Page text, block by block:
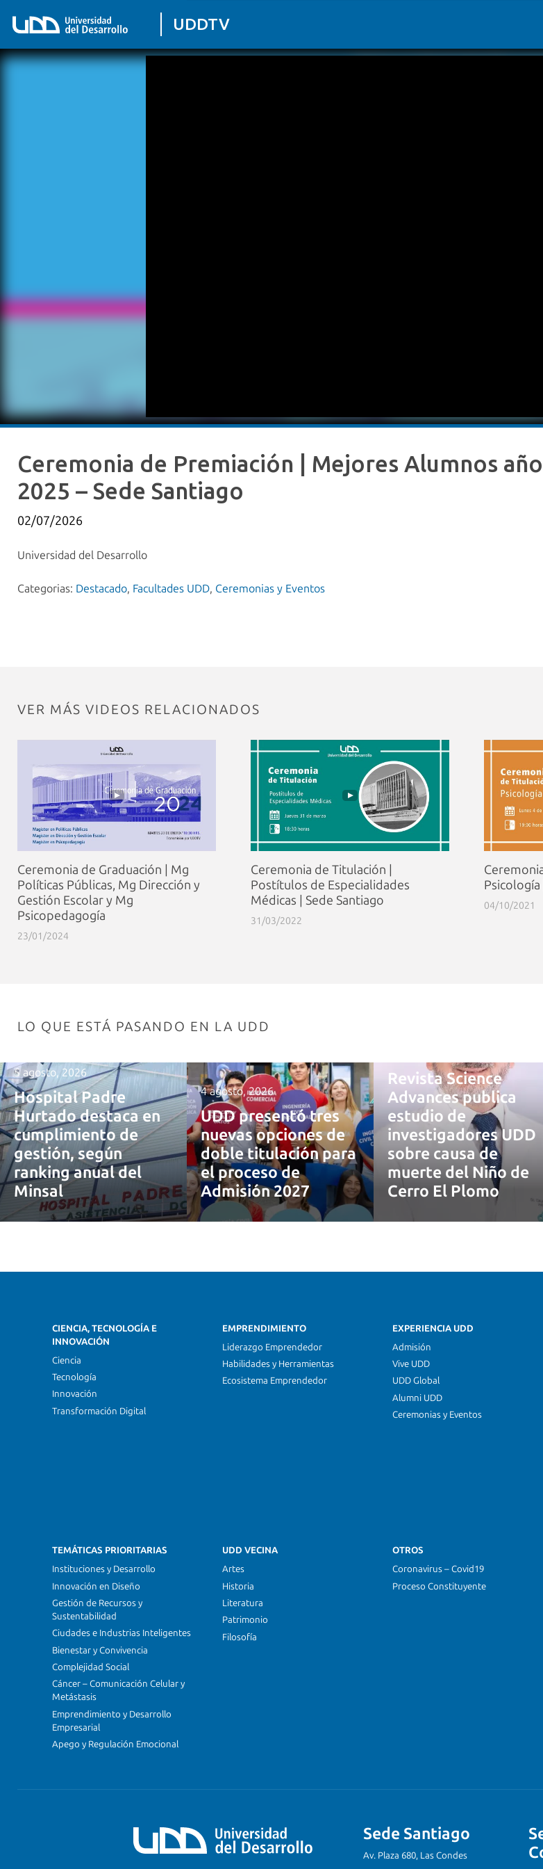
UDDTV
Ceremonia de Premiación | Mejores Alumnos año
2025 – Sede Santiago
02/07/2026
Universidad del Desarrollo
Categorias: Destacado, Facultades UDD, Ceremonias y Eventos
VER MÁS VIDEOS RELACIONADOS
Ceremonia de Graduación | Mg
Políticas Públicas, Mg Dirección y
Gestión Escolar y Mg
Psicopedagogía
23/01/2024
Ceremonia de Titulación |
Postítulos de Especialidades
Médicas | Sede Santiago
31/03/2022
Psicología
04/10/2021
LO QUE ESTÁ PASANDO EN LA UDD
5 agosto, 2026
Hospital Padre
Hurtado destaca en
cumplimiento de
gestión, según
ranking anual del
Minsal
4 agosto, 2026
UDD presentó tres
nuevas opciones de
doble titulación para
el proceso de
Admisión 2027
Revista Science
Advances publica
estudio de
investigadores UDD
sobre causa de
muerte del Niño de
Cerro El Plomo
CIENCIA, TECNOLOGÍA E
INNOVACIÓN
Ciencia
Tecnología
Innovación
Transformación Digital
EMPRENDIMIENTO
Liderazgo Emprendedor
Habilidades y Herramientas
Ecosistema Emprendedor
EXPERIENCIA UDD
Admisión
Vive UDD
UDD Global
Alumni UDD
Ceremonias y Eventos
TEMÁTICAS PRIORITARIAS
Instituciones y Desarrollo
Innovación en Diseño
Gestión de Recursos y
Sustentabilidad
Ciudades e Industrias Inteligentes
Bienestar y Convivencia
Complejidad Social
Cáncer – Comunicación Celular y
Metástasis
Emprendimiento y Desarrollo
Empresarial
Apego y Regulación Emocional
UDD VECINA
Artes
Historia
Literatura
Patrimonio
Filosofía
OTROS
Coronavirus – Covid19
Proceso Constituyente
Sede Santiago
Av. Plaza 680, Las Condes